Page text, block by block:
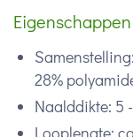
28%
Naalddikte: 5